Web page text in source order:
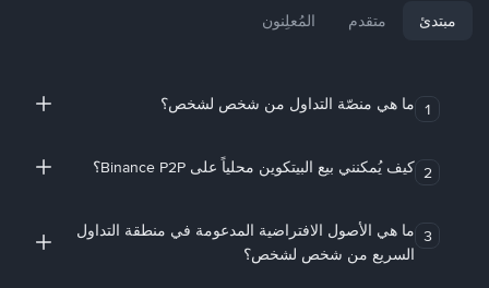
مبتدئ متقدم المُعلِنون
1 ما هي منصّة التداول من شخص لشخص؟
2 كيف يُمكنني بيع البيتكوين محلياً على Binance P2P؟
3 ما هي الأصول الافتراضية المدعومة في منطقة التداول
السريع من شخص لشخص؟